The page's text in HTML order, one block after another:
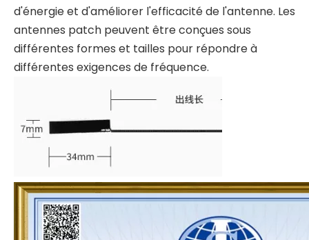
d'énergie et d'améliorer l'efficacité de l'antenne. Les
antennes patch peuvent être conçues sous
différentes formes et tailles pour répondre à
différentes exigences de fréquence.